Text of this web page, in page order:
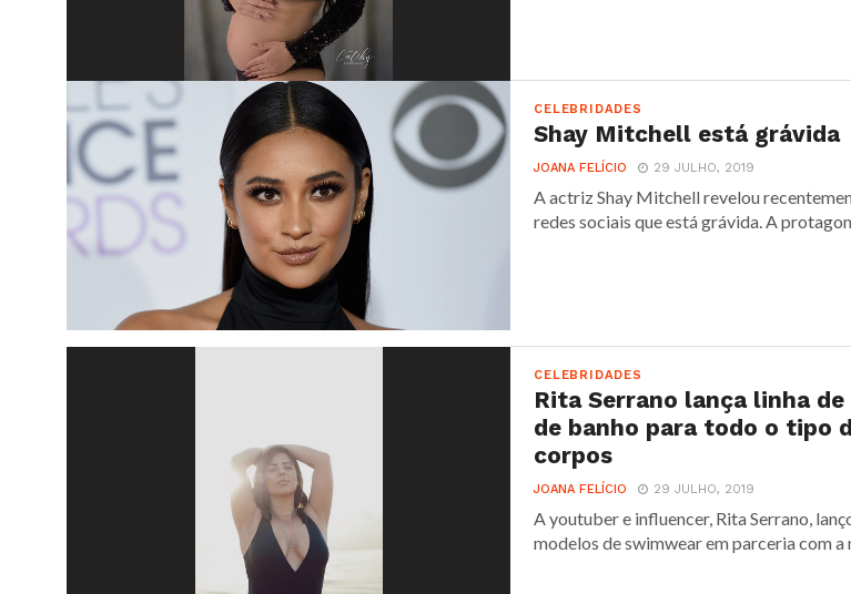
CELEBRIDADES
Shay Mitchell está grávida
JOANA FELÍCIO 29 JULHO, 2019
A actriz Shay Mitchell revelou
redes sociais que está grávida. A
CELEBRIDADES
Rita Serrano lança linha
de banho para todo o tipo
corpos
JOANA FELÍCIO 29 JULHO, 2019
A youtuber e influencer, Rita Serrano,
modelos de swimwear em parceria com a